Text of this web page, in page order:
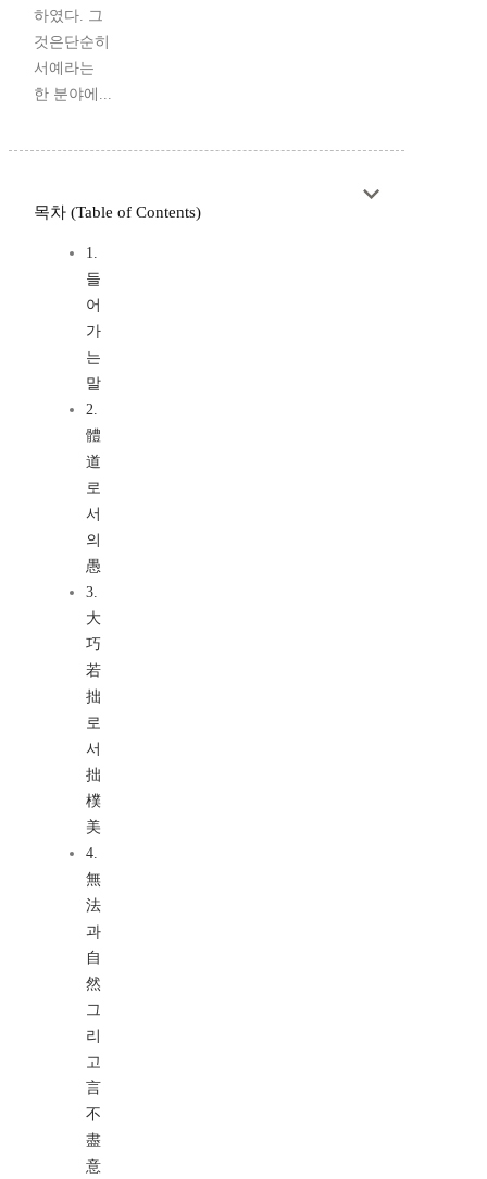
하였다. 그
것은단순히
서예라는
한 분야에...
목차 (Table of Contents)
1.
들
어
가
는
말
2.
體
道
로
서
의
愚
3.
大
巧
若
拙
로
서
拙
樸
美
4.
無
法
과
自
然
그
리
고
言
不
盡
意